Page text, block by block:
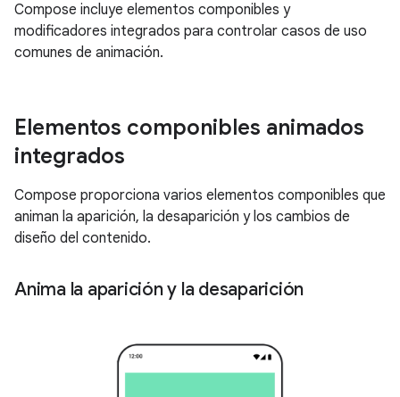
Compose incluye elementos componibles y
modificadores integrados para controlar casos de uso
comunes de animación.
Elementos componibles animados
integrados
Compose proporciona varios elementos componibles que
animan la aparición, la desaparición y los cambios de
diseño del contenido.
Anima la aparición y la desaparición